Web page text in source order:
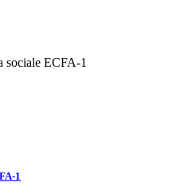
sociale ECFA-1
1